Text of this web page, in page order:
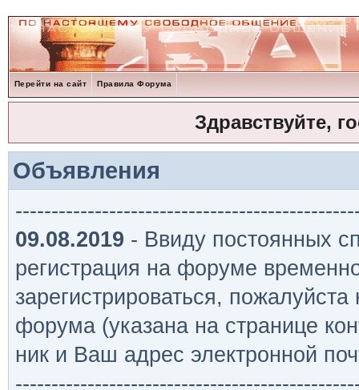
Перейти на сайт Правила Форума
Здравствуйте,
Объявления
09.08.2019 - Ввиду постоянных
регистрация на форуме
зарегистрироваться,
форума (указана на странице
ник и Ваш адрес электронной